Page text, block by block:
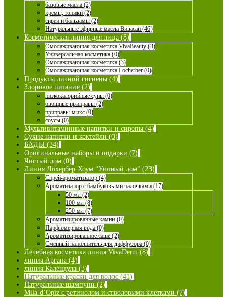
базовые масла (2)
кремы, тоники (2)
спреи и бальзамы (2)
Натуральные эфирные масла Вивасан (46)
Косметическая линия для лица (8)
Омолаживающая косметика VivaBeauty (3)
Универсальная косметика (0)
Омолаживающая косметика (3)
Омолаживающая косметика Locherber (0)
Продукты личной гигиены (4)
Здоровое питание (2)
низкокалорийные супы (0)
овощные приправы (2)
приправы-микс (0)
соусы (0)
Мультивитаминные напитки и сиропы (4)
Сухие напитки и коктейли (0)
БАДЫ (34)
Оригинальные наборы и подарки (7)
Чистый дом (0)
Линия Лохербер Хоум "Уютный дом" (23)
Спрей-ароматизатор (4)
Ароматизатор с бамбуковыми палочками (17)
50 мл (2)
100 мл (8)
250 мл (7)
Ароматизированные камни (0)
Парфюмерная вода (0)
Ароматизированное саше (2)
Сменный наполнитель для диффузора (0)
Лечебная косметика линия VivaDerm (8)
линия Аргана (4)
линия Календула (3)
Натуральные краски для волос (41)
Натуральные шампуни (2)
Mila d’Opiz с ретинолом и стволовыми клетками (7)